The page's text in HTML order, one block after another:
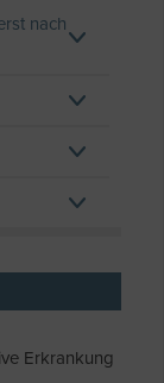
nach
Erkrankung